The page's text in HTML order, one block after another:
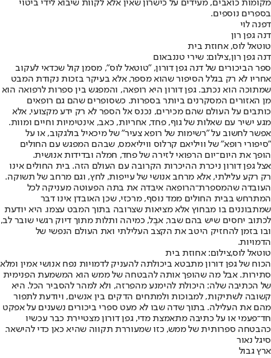
מקומות כואבים, מעידים על כישרון שאין אלא לקוות שיבוא לידי ביטוי
בספרים נוספים.
דפנה לוי
דנה גפן רון
טוטאל לוס, אחוזת בית
דנה גפן רון,צילום: שירי טננבאום
ספר הביכורים של דנה גפן דורון, "טוטאל לוס", מסמן קול שכדאי לעקוב
אחריו לא רק בגלל הסיפור שהוא מספר, אלא בעיקר בזכות נקודת המבט
שמתוכה הוא נכתב. גפן דורון היא רופאה, והמפגש בין ספרות לרפואה הוא
מן האזורים המסקרנים ביותר בספרות. כשסופרים שהם גם רופאים
כותבים על העולם שהם מכירים, נכנס אל הספר לא רק ידע מקצועי, אלא
מגע ישיר עם שאלות של גוף, פחד, אחריות, כאב, אינטימיות וחיים ומוות.
אפשר לחשוב על "רשימות של רופא צעיר" של מיכאיל בולגקוב, או על
"סיפורי רופא" של וויליאם קרלוס וויליאמס, שבהם המפגש עם החולים
הופך את היום־יום הרפואי לזירה של פחד, חמלה ובדידות אנושית.
אצל גפן דורון ניכרת ההיכרות הקרובה עם העולם הזה. בית החולים אינו
רק רקע עלילתי, אלא מרחב אנושי של עייפות, לחץ, וגם מרחב של תשוקה.
העובדה שהמספרת־הרופאה איבדה את בתה הפעוטה מעניקה לכל
המתרחש בבית החולים ממד נוסף, מרכזי, שכן האובדן אינו דבר
שמתבוננים בו מבחוץ אלא מציאות שצרובה בתוך המבט עצמו. היא יודעת
לכתוב יחסים שיש בהם שבר, אבֶל, כמיהה ותלות מתוך דיוק רגשי שובר לב,
ובו בזמן להחזיק היטב את הקצב העלילתי ואת העולם הנפשי של
הדמויות.
טוטאל לוס,צילום: אחוזת בית
הכוח של גפן דורון מתבטא ביכולתה להעניק לדמויות נפח אנושי אמין ומלא
סתירות. אבל מה שהופך אותה להבטחה של ממש הוא המשמעת הפנימית
של הכתיבה שלה: היכולת להימנע מהפרזה, ולא למהר להסביר הכל. היא
קשובה לשתיקות, למבוכות ולמתחים הדקים בין אנשים, ויודעת לתפור
מהם את העלילה. בתוך שדה שבו לא מעט ספרי ביכורים נשענים על אפקט
חד־פעמי או על כתיבה מתאמצת מדי, גפן דורון מצטיירת כבר עכשיו
כהבטחה ספרותית של ממש, כזו שמעוררת תקווה שהיא כאן כדי להישאר.
סיגל נאור
ארץ גבול